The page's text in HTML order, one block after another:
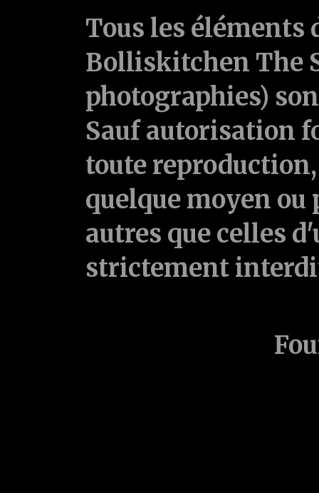
Tous les
Bolliskitchen The
photographies)
Sauf autorisation
toute
quelque moyen ou
autres que celles
strictement